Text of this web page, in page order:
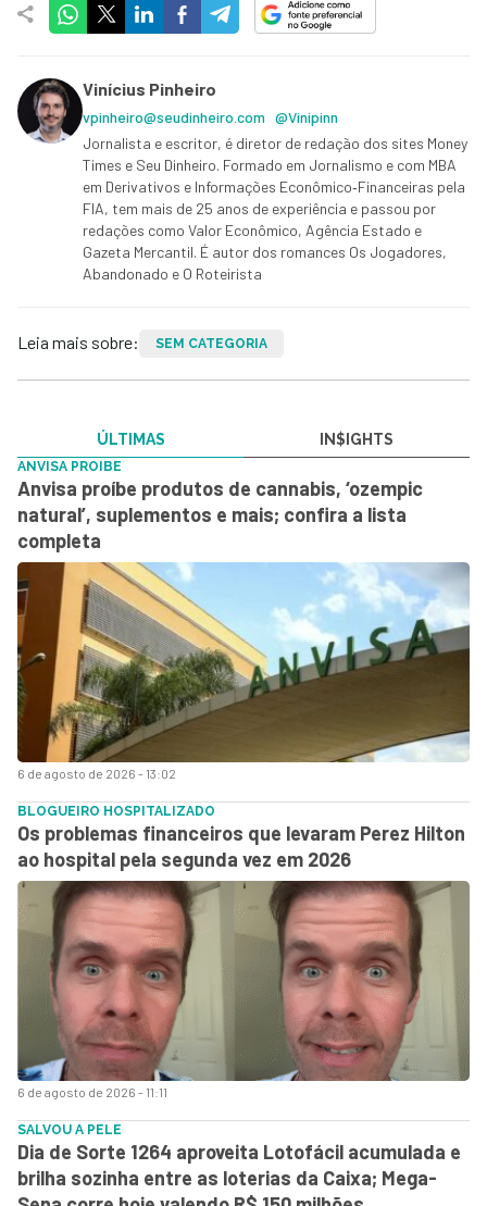
Vinícius Pinheiro
vpinheiro@seudinheiro.com @Vinipinn
Jornalista e escritor, é diretor de redação dos sites Money
Times e Seu Dinheiro. Formado em Jornalismo e com MBA
em Derivativos e Informações Econômico‑Financeiras pela
FIA, tem mais de 25 anos de experiência e passou por
redações como Valor Econômico, Agência Estado e
Gazeta Mercantil. É autor dos romances Os Jogadores,
Abandonado e O Roteirista
Leia mais sobre: SEM CATEGORIA
ÚLTIMAS IN$IGHTS
6 de agosto de 2026 - 13:02
ANVISA PROIBE
Anvisa proíbe produtos de cannabis, ‘ozempic
natural’, suplementos e mais; confira a lista
completa
6 de agosto de 2026 - 11:11
BLOGUEIRO HOSPITALIZADO
Os problemas financeiros que levaram Perez Hilton
ao hospital pela segunda vez em 2026
SALVOU A PELE
Dia de Sorte 1264 aproveita Lotofácil acumulada e
brilha sozinha entre as loterias da Caixa; Mega-